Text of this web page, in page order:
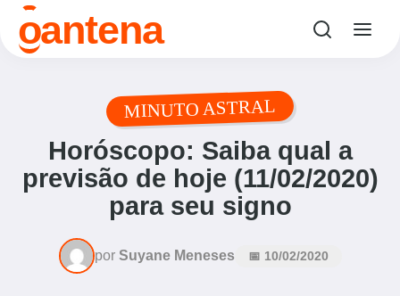
oantena
MINUTO ASTRAL
Horóscopo: Saiba qual a
previsão de hoje (11/02/2020)
para seu signo
por Suyane Meneses 📅 10/02/2020